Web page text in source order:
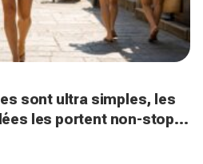
sont ultra simples, les
les portent non-stop
tout l'été